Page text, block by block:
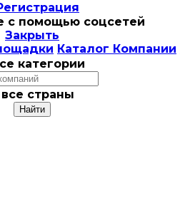
с помощью соцсетей
Закрыть
Каталог Компании
категории
все страны